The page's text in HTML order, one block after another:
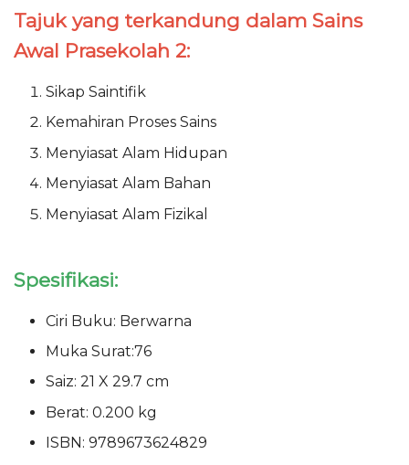
Tajuk yang terkandung dalam Sains
Awal Prasekolah 2:
Sikap Saintifik
Kemahiran Proses Sains
Menyiasat Alam Hidupan
Menyiasat Alam Bahan
Menyiasat Alam Fizikal
Spesifikasi:
Ciri Buku: Berwarna
Muka Surat:76
Saiz: 21 X 29.7 cm
Berat: 0.200 kg
ISBN: 9789673624829